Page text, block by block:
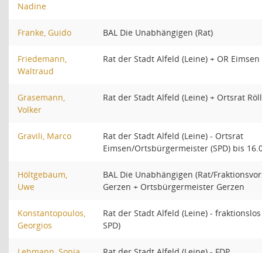
Nadine
Franke, Guido BAL Die Unabhängigen (Rat)
Friedemann,
Waltraud
Rat der Stadt Alfeld (Leine) + OR Eimsen
Grasemann,
Volker
Rat der Stadt Alfeld (Leine) + Ortsrat
Gravili, Marco
Rat der Stadt Alfeld (Leine) - Ortsrat
Eimsen/Ortsbürgermeister (SPD) bis
Höltgebaum,
Uwe
BAL Die Unabhängigen (Rat/
Gerzen + Ortsbürgermeister Gerzen
Konstantopoulos,
Georgios
Rat der Stadt Alfeld (Leine) -
SPD)